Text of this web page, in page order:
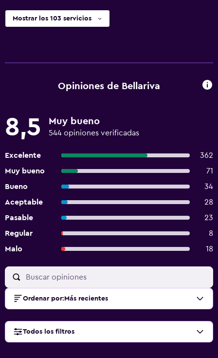
Mostrar los 103 servicios
Opiniones de Bellariva
8,5 Muy bueno
544 opiniones verificadas
Excelente
362
Muy bueno
71
Bueno
34
Aceptable
28
Pasable
23
Regular
8
Malo
18
Ordenar por: Más recientes
Todos los filtros